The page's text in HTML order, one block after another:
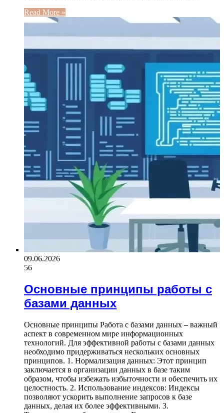
Read More »
09.06.2026
56
Основные принципы работы с
базами данных
Основные принципы Работа с базами данных – важный
аспект в современном мире информационных
технологий. Для эффективной работы с базами данных
необходимо придерживаться нескольких основных
принципов. 1. Нормализация данных: Этот принцип
заключается в организации данных в базе таким
образом, чтобы избежать избыточности и обеспечить их
целостность. 2. Использование индексов: Индексы
позволяют ускорить выполнение запросов к базе
данных, делая их более эффективными. 3.